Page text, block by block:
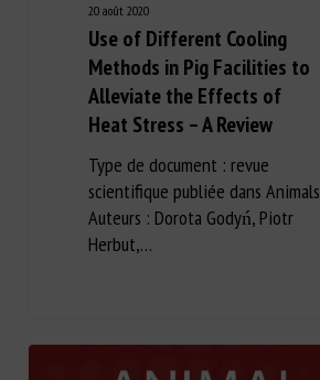
20 août 2020
Use of Different Cooling
Methods in Pig Facilities to
Alleviate the Effects of
Heat Stress – A Review
Type de document : revue
scientifique publiée dans Animals
Auteurs : Dorota Godyń, Piotr
Herbut,…